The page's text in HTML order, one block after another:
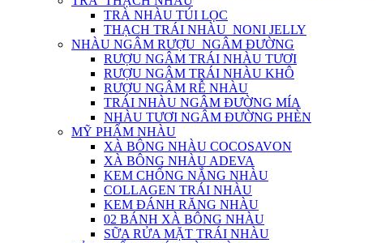
TRÀ NHÀU TÚI LỌC
THẠCH TRÁI NHÀU_NONI JELLY
NHÀU NGÂM RƯỢU_NGÂM ĐƯỜNG
RƯỢU NGÂM TRÁI NHÀU TƯƠI
RƯỢU NGÂM TRÁI NHÀU KHÔ
RƯỢU NGÂM RỄ NHÀU
TRÁI NHÀU NGÂM ĐƯỜNG MÍA
NHÀU TƯƠI NGÂM ĐƯỜNG PHÈN
MỸ PHẨM NHÀU
XÀ BÔNG NHÀU COCOSAVON
XÀ BÔNG NHÀU ADEVA
KEM CHỐNG NẮNG NHÀU
COLLAGEN TRÁI NHÀU
KEM ĐÁNH RĂNG NHÀU
02 BÁNH XÀ BÔNG NHÀU
SỮA RỬA MẶT TRÁI NHÀU